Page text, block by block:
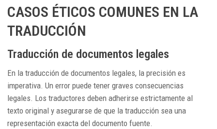
CASOS ÉTICOS COMUNES EN LA
TRADUCCIÓN
Traducción de documentos legales
En la traducción de documentos legales, la precisión es
imperativa. Un error puede tener graves consecuencias
legales. Los traductores deben adherirse estrictamente al
texto original y asegurarse de que la traducción sea una
representación exacta del documento fuente.